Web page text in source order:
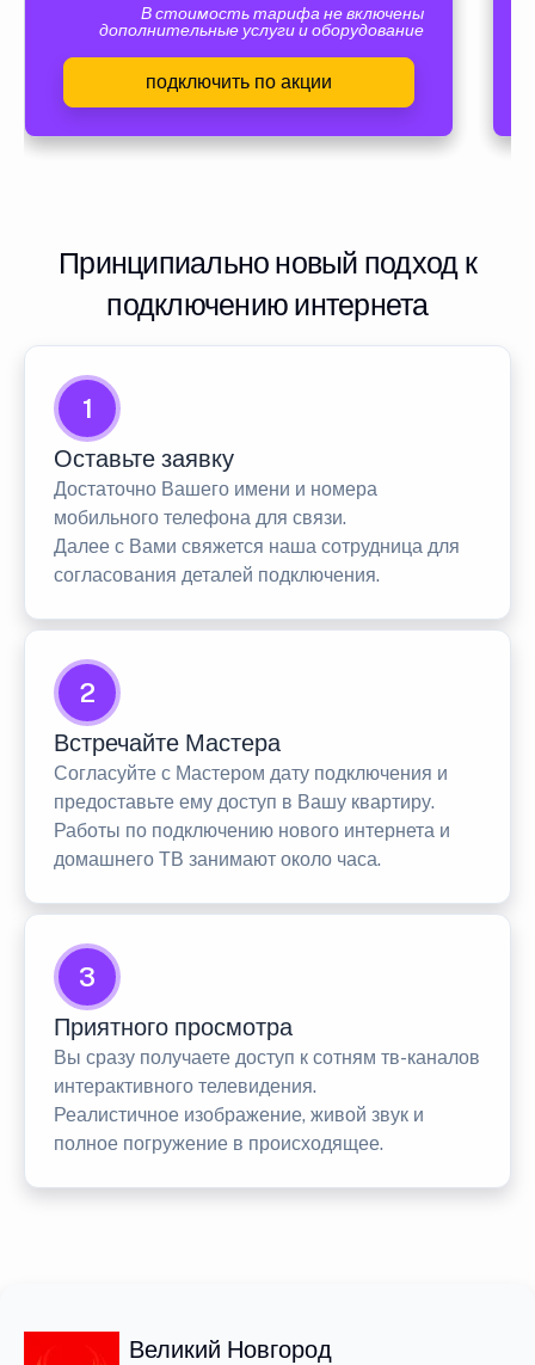
В стоимость тарифа не включены
дополнительные услуги и оборудование
подключить по акции
Принципиально новый подход к
подключению интернета
1
Оставьте заявку
Достаточно Вашего имени и номера
мобильного телефона для связи.
Далее с Вами свяжется наша сотрудница для
согласования деталей подключения.
2
Встречайте Мастера
Согласуйте с Мастером дату подключения и
предоставьте ему доступ в Вашу квартиру.
Работы по подключению нового интернета и
домашнего ТВ занимают около часа.
3
Приятного просмотра
Вы сразу получаете доступ к сотням тв-каналов
интерактивного телевидения.
Реалистичное изображение, живой звук и
полное погружение в происходящее.
Великий Новгород